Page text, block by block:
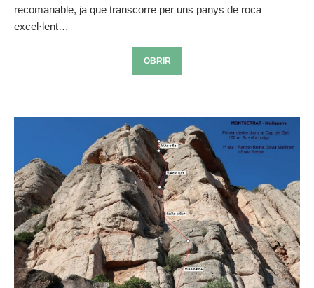
recomanable, ja que transcorre per uns panys de roca
excel·lent…
OBRIR